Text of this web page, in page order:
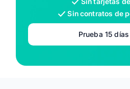
Sin contratos de
Prueba 15